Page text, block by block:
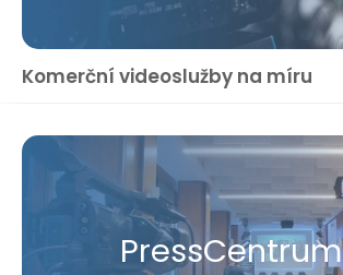
Komerční videoslužby na míru
Press​Centrum